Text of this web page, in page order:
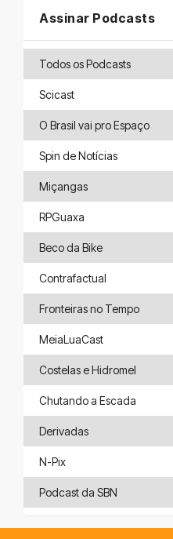
Assinar Podcasts
Todos os Podcasts
Scicast
O Brasil vai pro Espaço
Spin de Notícias
Miçangas
RPGuaxa
Beco da Bike
Contrafactual
Fronteiras no Tempo
MeiaLuaCast
Costelas e Hidromel
Chutando a Escada
Derivadas
N-Pix
Podcast da SBN